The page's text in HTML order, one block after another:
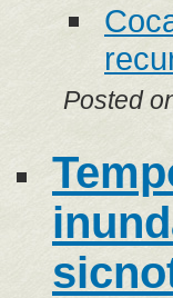
Posted